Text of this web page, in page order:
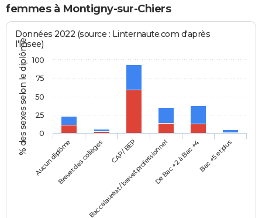
femmes à Montigny-sur-Chiers
% des sexes selon le diplôme
Données 2022 (source : Linternaute.com d'après
l'Insee)
Aucun diplômeBrevet des collèges CAP / BEP
Baccalauréat / brevet professionnelDe Bac +2 à Bac +4Bac +5 et plus
0
25
50
75
100